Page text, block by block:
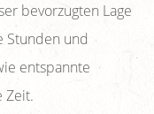
bevorzugten Lage
Stunden und
entspannte
Zeit.